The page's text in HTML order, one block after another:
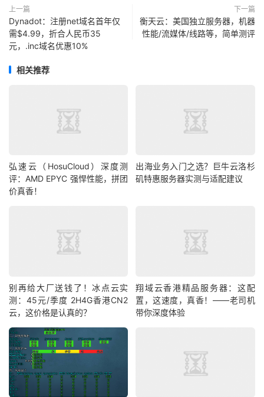
上一篇
Dynadot：注册net域名首年仅
需$4.99，折合人民币35
元，.inc域名优惠10%
下一篇
衡天云：美国独立服务器，机器
性能/流媒体/线路等，简单测评
相关推荐
弘速云（HosuCloud）深度测
评：AMD EPYC 强悍性能，拼团
价真香！
出海业务入门之选？巨牛云洛杉
矶特惠服务器实测与适配建议
别再给大厂送钱了！冰点云实
测：45元/季度 2H4G香港CN2
云，这价格是认真的？
翔域云香港精品服务器：这配
置，这速度，真香！——老司机
带你深度体验